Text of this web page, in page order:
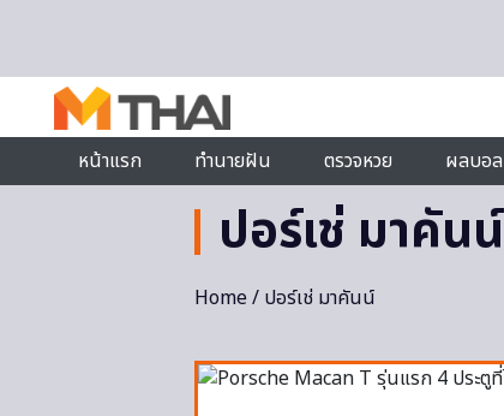
หน้าแรก
ทำนายฝัน ตรวจหวย ผลบอล
ปอร์เช่ มาคันน์
Home/ ปอร์เช่ มาคันน์